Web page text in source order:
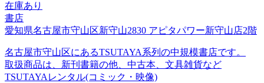
在庫あり
書店
愛知県名古屋市守山区新守山2830 アピタパワー新守山店2階
名古屋市守山区にあるTSUTAYA系列の中規模書店です。
取扱商品は、新刊書籍の他、中古本、文具雑貨など
TSUTAYAレンタル(コミック・映像)